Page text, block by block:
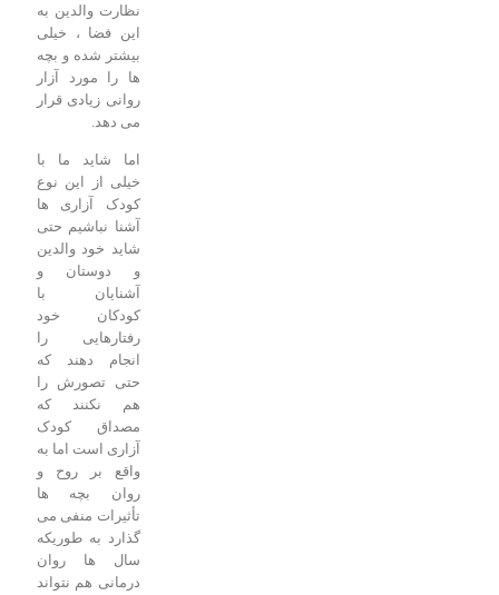
نظارت والدین به
این فضا ، خیلی
بیشتر شده و بچه
ها را مورد آزار
روانی زیادی قرار
اما شاید ما با
خیلی از این نوع
کودک آزاری ها
آشنا نباشیم حتی
شاید خود والدین
و دوستان و
آشنایان با
کودکان خود
رفتارهایی را
انجام دهند که
حتی تصورش را
هم نکنند که
مصداق کودک
آزاری است اما به
واقع بر روح و
روان بچه ها
تأثیرات منفی می
گذارد به طوریکه
سال ها روان
درمانی هم نتواند